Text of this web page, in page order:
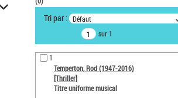
VOTRE RECHERCHE
Recherche avancée dans les
notices d’autorité
Œuvres liées à l'auteur :
Temperton, Rod (1947-2016)
Auteur d’œuvre
Tri par : Défaut
sur 1
1
Temperton, Rod (1947-2016)
[Thriller]
Titre uniforme musical